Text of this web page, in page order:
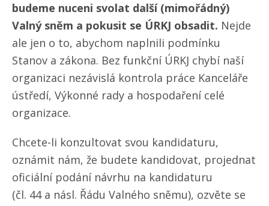
budeme nuceni svolat další (mimořádný)
Valný sněm a pokusit se ÚRKJ obsadit. Nejde
ale jen o to, abychom naplnili podmínku
Stanov a zákona. Bez funkční ÚRKJ chybí naší
organizaci nezávislá kontrola práce Kanceláře
ústředí, Výkonné rady a hospodaření celé
organizace.
Chcete-li konzultovat svou kandidaturu,
oznámit nám, že budete kandidovat, projednat
oficiální podání návrhu na kandidaturu
(čl. 44 a násl. Řádu Valného sněmu), ozvěte se